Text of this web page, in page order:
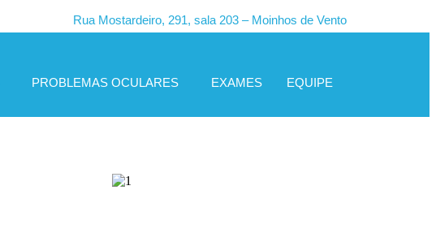
Rua Mostardeiro, 291, sala 203 – Moinhos de Vento
PROBLEMAS OCULARES EXAMES EQUIPE